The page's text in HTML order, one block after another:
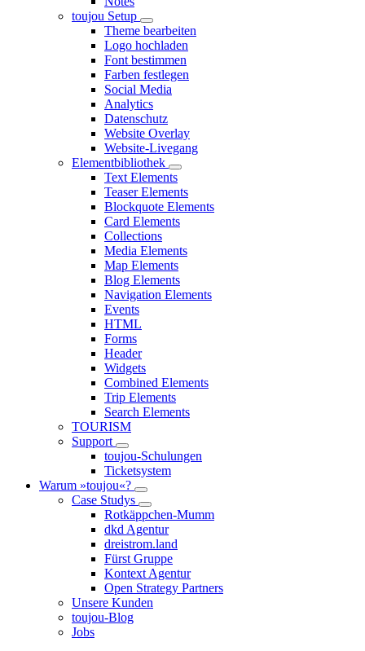
toujou Setup
Theme bearbeiten
Logo hochladen
Font bestimmen
Farben festlegen
Social Media
Analytics
Datenschutz
Website Overlay
Website-Livegang
Elementbibliothek
Text Elements
Teaser Elements
Blockquote Elements
Card Elements
Collections
Media Elements
Map Elements
Blog Elements
Navigation Elements
Events
HTML
Forms
Header
Widgets
Combined Elements
Trip Elements
Search Elements
TOURISM
Support
toujou-Schulungen
Ticketsystem
Warum »toujou«?
Case Studys
Rotkäppchen-Mumm
dkd Agentur
dreistrom.land
Fürst Gruppe
Kontext Agentur
Open Strategy Partners
Unsere Kunden
toujou-Blog
Jobs